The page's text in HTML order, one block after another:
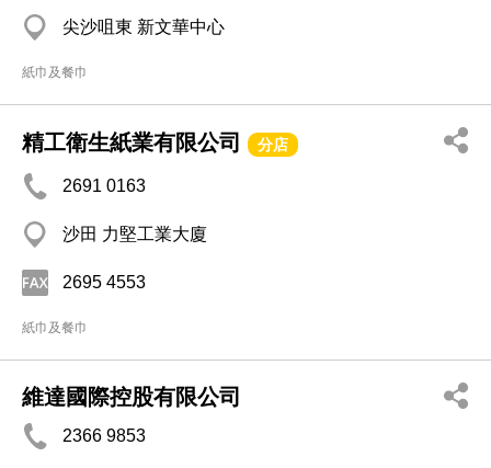
尖沙咀東 新文華中心
紙巾及餐巾
精工衛生紙業有限公司 分店
2691 0163
沙田 力堅工業大廈
2695 4553
紙巾及餐巾
維達國際控股有限公司
2366 9853